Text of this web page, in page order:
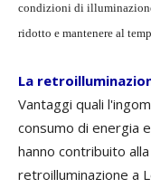
condizioni di
ridotto e mantenere al
La
Vantaggi quali
consumo di energia
hanno contribuito
retroilluminazione a